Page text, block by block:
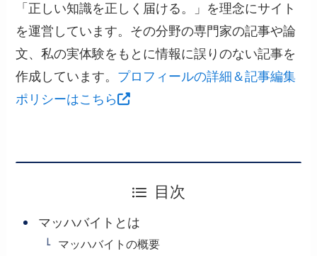
「正しい知識を正しく届ける。」を理念にサイト
を運営しています。その分野の専門家の記事や論
文、私の実体験をもとに情報に誤りのない記事を
作成しています。 プロフィールの詳細＆記事編集
ポリシーはこちら
目次
マッハバイトとは
マッハバイトの概要